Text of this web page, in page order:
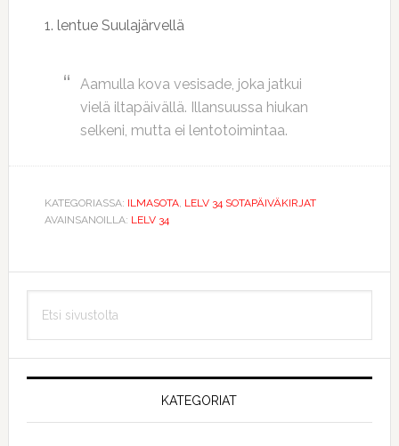
1. lentue Suulajärvellä
Aamulla kova vesisade, joka jatkui
vielä iltapäivällä. Illansuussa hiukan
selkeni, mutta ei lentotoimintaa.
KATEGORIASSA: ILMASOTA, LELV 34 SOTAPÄIVÄKIRJAT
AVAINSANOILLA: LELV 34
Ensisijainen
sivupalkki
sivustolta
KATEGORIAT